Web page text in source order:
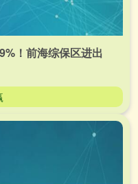
！前海综保区进出